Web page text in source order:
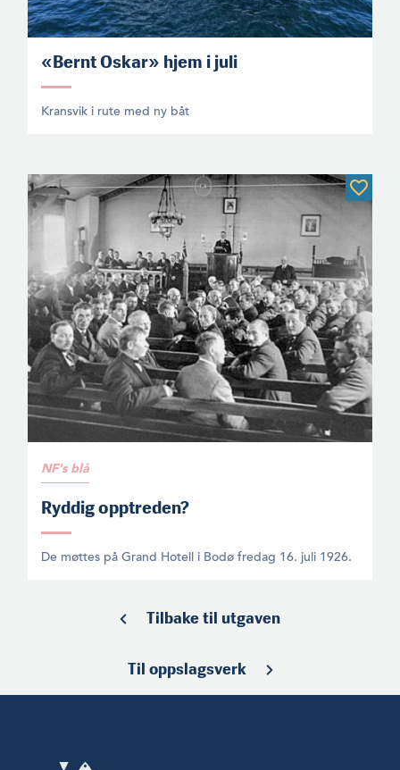
«Bernt Oskar» hjem i juli
Kransvik i rute med ny båt
NF's blå
Ryddig opptreden?
De møttes på Grand Hotell i Bodø fredag 16. juli 1926.
Tilbake til utgaven
Til oppslagsverk